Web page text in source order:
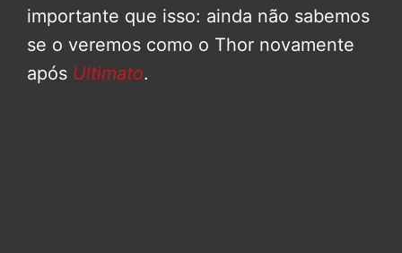
importante que isso: ainda não sabemos
se o veremos como o Thor novamente
após Ultimato.